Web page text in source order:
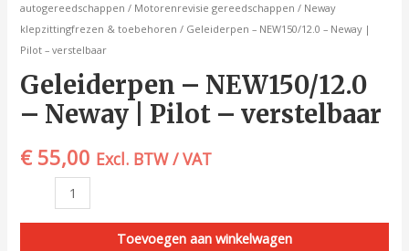
autogereedschappen / Motorenrevisie gereedschappen / Neway
klepzittingfrezen & toebehoren / Geleiderpen – NEW150/12.0 – Neway |
Pilot – verstelbaar
Geleiderpen – NEW150/12.0
– Neway | Pilot – verstelbaar
€55,00 Excl. BTW / VAT
Toevoegen aan winkelwagen